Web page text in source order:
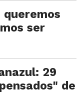
ser
29
de